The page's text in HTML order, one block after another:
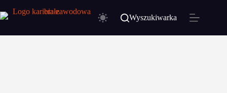
do
treści
Wyszukiwarka